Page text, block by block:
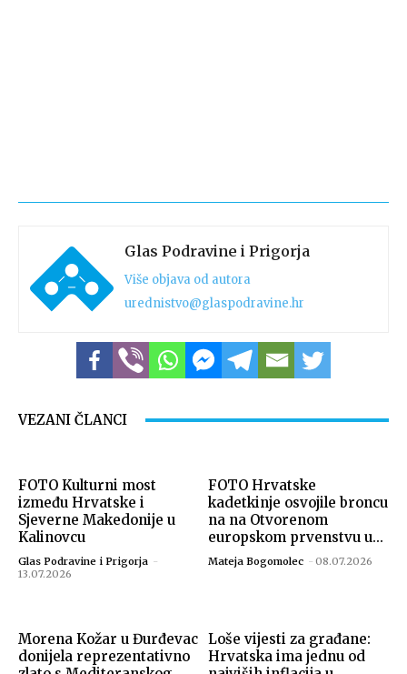
Glas Podravine i Prigorja
Više objava od autora
urednistvo@glaspodravine.hr
VEZANI ČLANCI
FOTO Kulturni most
između Hrvatske i
Sjeverne Makedonije u
Kalinovcu
Glas Podravine i Prigorja -
13.07.2026
FOTO Hrvatske
kadetkinje osvojile broncu
na na Otvorenom
europskom prvenstvu u...
Mateja Bogomolec - 08.07.2026
Morena Kožar u Đurđevac
donijela reprezentativno
Loše vijesti za građane:
Hrvatska ima jednu od